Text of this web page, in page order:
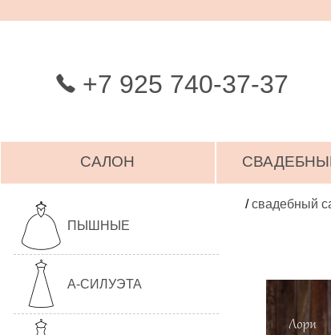
+7 925 740-37-37
САЛОН
ПЫШНЫЕ
А-СИЛУЭТА
/свадебный